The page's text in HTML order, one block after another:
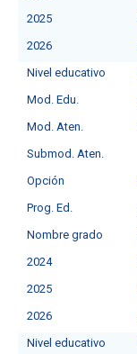
2025
2026
Nivel educativo
Mod. Edu.
Mod. Aten.
Submod. Aten.
Opción
Prog. Ed.
Nombre grado
2024
2025
2026
Nivel educativo